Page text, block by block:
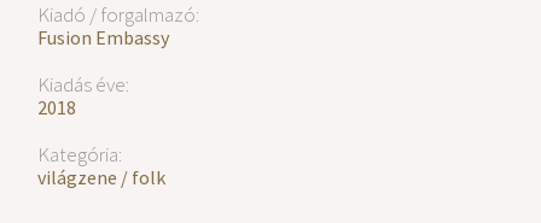
Kiadó / forgalmazó:
Fusion Embassy
Kiadás éve:
2018
Kategória:
világzene / folk